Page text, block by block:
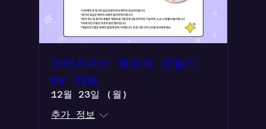
크리스마스 화과자 만들기
by 매듭
12월 23일 (월)
추가 정보